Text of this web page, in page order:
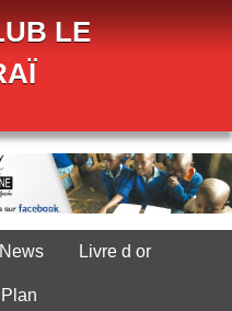
LE
News Livre d or